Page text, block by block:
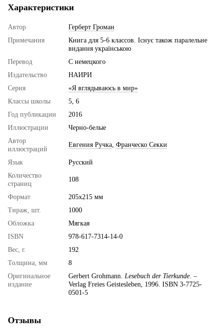
Характеристики
Автор
Герберт Громан
Примечания
Книга для 5-6 классов. Існує також паралельне
видання українською
Перевод
С немецкого
Издательство
НАИРИ
Серия
«Я вглядываюсь в мир»
Классы школы
5, 6
Год публикации
2016
Иллюстрации
Черно-белые
Автор
иллюстраций
Евгения Ручка Франческо Секки
Язык
Русский
Количество
страниц
108
Формат
205х215 мм
Тираж, шт.
1000
Обложка
Мягкая
ISBN
978-617-7314-14-0
Вес, г.
192
Толщина, мм
8
Оригинальное
издание
Gerbert Grohmann. Lesebuch der Tierkunde . –
Verlag Freies Geistesleben, 1996. ISBN 3-7725-
0501-5
Отзывы